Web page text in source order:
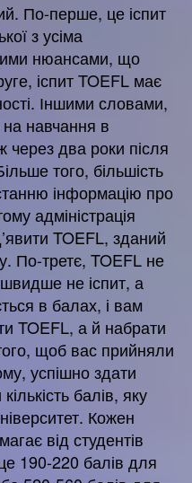
По-перше, це іспит
з усіма
нюансами, що
іспит TOEFL має
Іншими словами,
навчання в
через два роки після
того, більшість
інформацію про
адміністрація
TOEFL, зданий
По-третє, TOEFL не
не іспит, а
в балах, і вам
TOEFL, а й набрати
щоб вас прийняли
успішно здати
балів, яку
Кожен
від студентів
190-220 балів для